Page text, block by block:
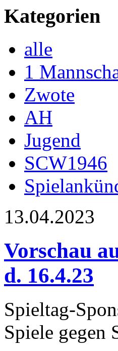
Kategorien
alle
1
Zwote
AH
Jugend
SCW1946
13.04.2023
Vorschau
d. 16.4.23
Spieltag-
Spiele gegen